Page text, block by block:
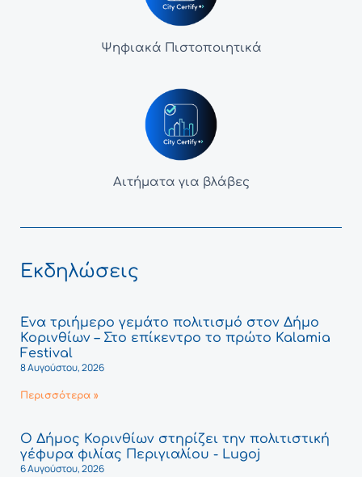
Ψηφιακά Πιστοποιητικά
Αιτήματα για βλάβες
Εκδηλώσεις
Ένα τριήμερο γεμάτο πολιτισμό στον Δήμο
Κορινθίων – Στο επίκεντρο το πρώτο Kalamia
Festival
8 Αυγούστου, 2026
Περισσότερα »
Ο Δήμος Κορινθίων στηρίζει την πολιτιστική
γέφυρα φιλίας Περιγιαλίου - Lugoj
6 Αυγούστου, 2026